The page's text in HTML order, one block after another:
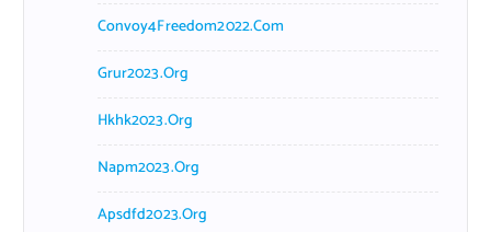
Convoy4Freedom2022.com
Grur2023.org
Hkhk2023.org
Napm2023.org
Apsdfd2023.org